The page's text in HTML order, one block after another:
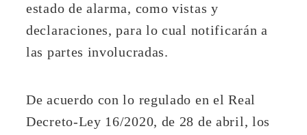
estado de alarma, como vistas y
declaraciones, para lo cual notificarán a
las partes involucradas.
De acuerdo con lo regulado en el Real
Decreto-Ley 16/2020, de 28 de abril, los